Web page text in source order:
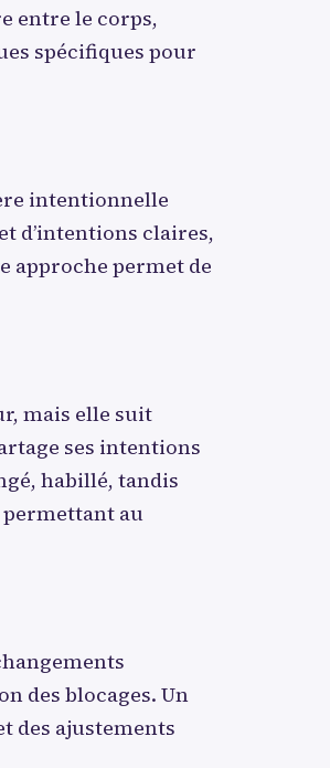
entre le corps,
spécifiques pour
intentionnelle
d’intentions claires,
approche permet de
mais elle suit
ses intentions
habillé, tandis
permettant au
des blocages. Un
des ajustements